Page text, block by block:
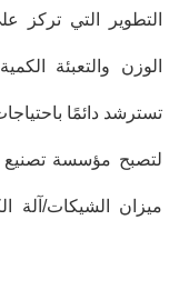
التطوير التي تركز
تسترشد دائمًا
لتصبح مؤسسة تصنيع
ميزان الشيكات/آلة